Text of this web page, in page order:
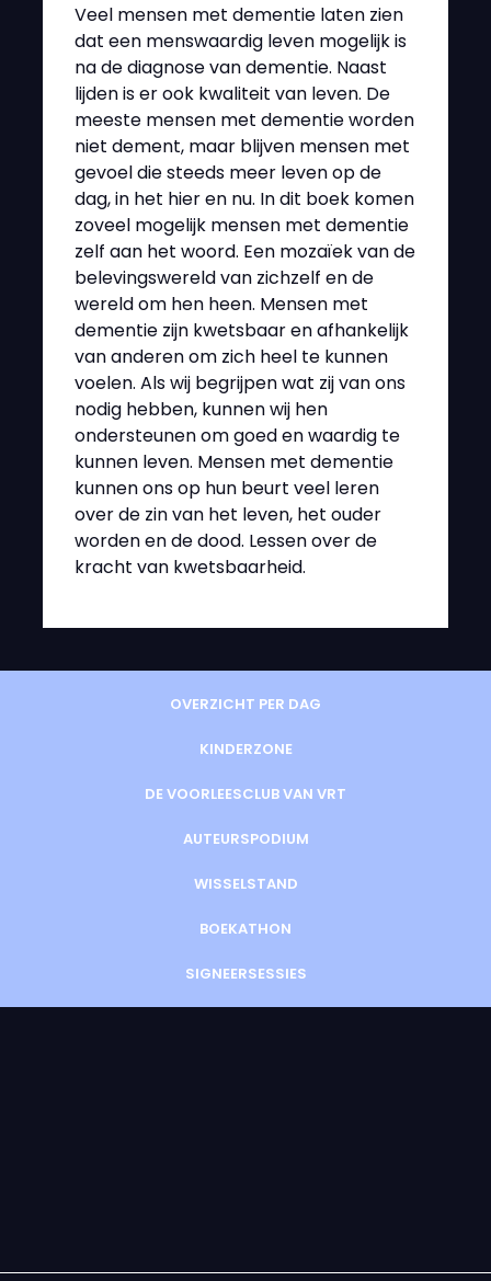
OVERZICHT PER DAG
KINDERZONE
DE VOORLEESCLUB VAN VRT
AUTEURSPODIUM
WISSELSTAND
BOEKATHON
SIGNEERSESSIES
Veel mensen met dementie laten zien
dat een menswaardig leven mogelijk is
na de diagnose van dementie. Naast
lijden is er ook kwaliteit van leven. De
meeste mensen met dementie worden
niet dement, maar blijven mensen met
gevoel die steeds meer leven op de
dag, in het hier en nu. In dit boek komen
zoveel mogelijk mensen met dementie
zelf aan het woord. Een mozaïek van de
belevingswereld van zichzelf en de
wereld om hen heen. Mensen met
dementie zijn kwetsbaar en afhankelijk
van anderen om zich heel te kunnen
voelen. Als wij begrijpen wat zij van ons
nodig hebben, kunnen wij hen
ondersteunen om goed en waardig te
kunnen leven. Mensen met dementie
kunnen ons op hun beurt veel leren
over de zin van het leven, het ouder
worden en de dood. Lessen over de
kracht van kwetsbaarheid.